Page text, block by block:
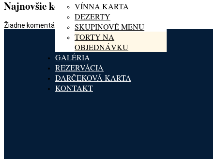
VÍNNA KARTA
DEZERTY
SKUPINOVÉ MENU
TORTY NA
OBJEDNÁVKU
GALÉRIA
REZERVÁCIA
DARČEKOVÁ KARTA
KONTAKT
Najnovšie komentáre
Žiadne komentáre na zobrazenie.